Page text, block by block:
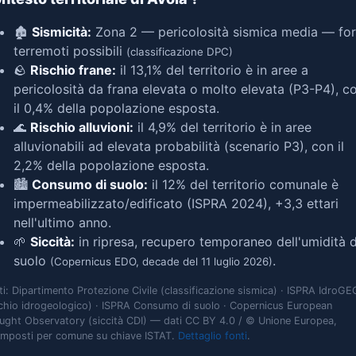
🏚️ Sismicità: Zona 2 — pericolosità sismica media —
terremoti possibili (classificazione DPC)
🪨 Rischio frane: il 13,1% del territorio è in aree a
pericolosità da frana elevata o molto elevata (P3-P4),
il 0,4% della popolazione esposta.
🌊 Rischio alluvioni: il 4,9% del territorio è in aree
alluvionabili ad elevata probabilità (scenario P3), con il
2,2% della popolazione esposta.
🏙️ Consumo di suolo: il 12% del territorio comunale è
impermeabilizzato/edificato (ISPRA 2024), +3,3 ettari
nell'ultimo anno.
🌱 Siccità: in ripresa, recupero temporaneo dell'umidità
suolo (Copernicus EDO, decade del 11 luglio 2026).
Dipartimento Protezione Civile (classificazione sismica) · ISPRA
idrogeologico) · ISPRA Consumo di suolo · Copernicus European
Observatory (siccità CDI) — dati CC BY 4.0 / © Unione Europea,
per comune su chiave ISTAT. Dettaglio fonti.